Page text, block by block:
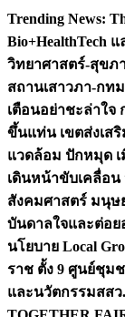
Skip
content
Trending News:
Bio+HealthTech
วิทยาศาสตร์-สุขภ
สถานเสาวภา-กท
เตือนอย่าชะล่าใจ
ขึ้นแท่น เขตส่งเส
แวดล้อม ปักหมุด
เดินหน้าขับเคลื่อ
สังคมศาสตร์ มนุษ
บันดาลใจและต่อ
นโยบาย Local
ราช ตั้ง 9 ศูนย์ชุม
และนวัตกรรมสสว